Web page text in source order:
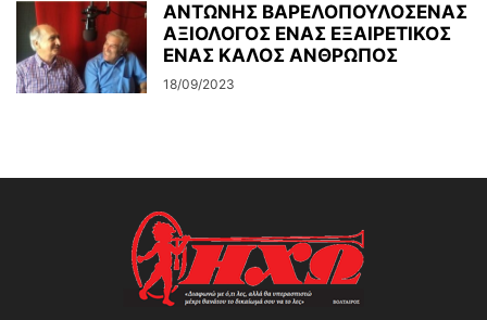
ΑΝΤΩΝΗΣ ΒΑΡΕΛΟΠΟΥΛΟΣΕΝΑΣ
ΑΞΙΟΛΟΓΟΣ ΕΝΑΣ ΕΞΑΙΡΕΤΙΚΟΣ
ΕΝΑΣ ΚΑΛΟΣ ΑΝΘΡΩΠΟΣ
18/09/2023